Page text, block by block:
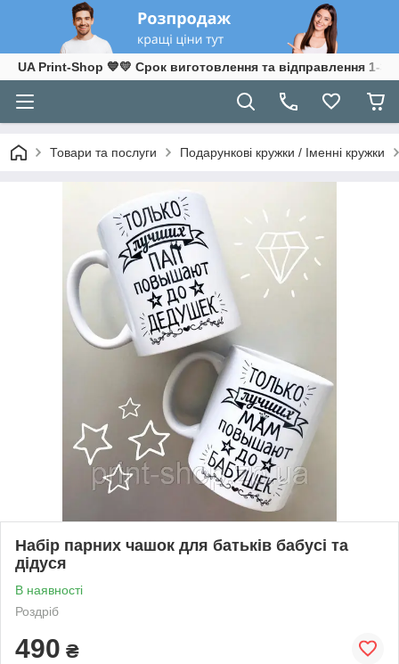
UA Print-Shop ​💙💛 Срок виготовлення та відправлення 1-3
Товари та послуги Подарункові кружки / Іменні кружки
Набір парних чашок для батьків бабусі та
дідуся
В наявності
Роздріб
490 ₴